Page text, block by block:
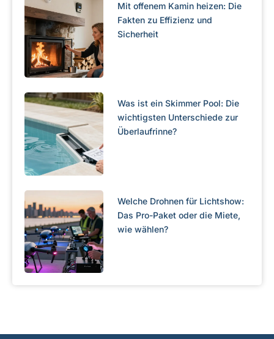
Mit offenem Kamin heizen: Die
Fakten zu Effizienz und
Sicherheit
Was ist ein Skimmer Pool: Die
wichtigsten Unterschiede zur
Überlaufrinne?
Welche Drohnen für Lichtshow:
Das Pro-Paket oder die Miete,
wie wählen?